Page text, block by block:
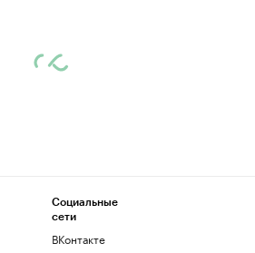
Социальные
сети
ВКонтакте